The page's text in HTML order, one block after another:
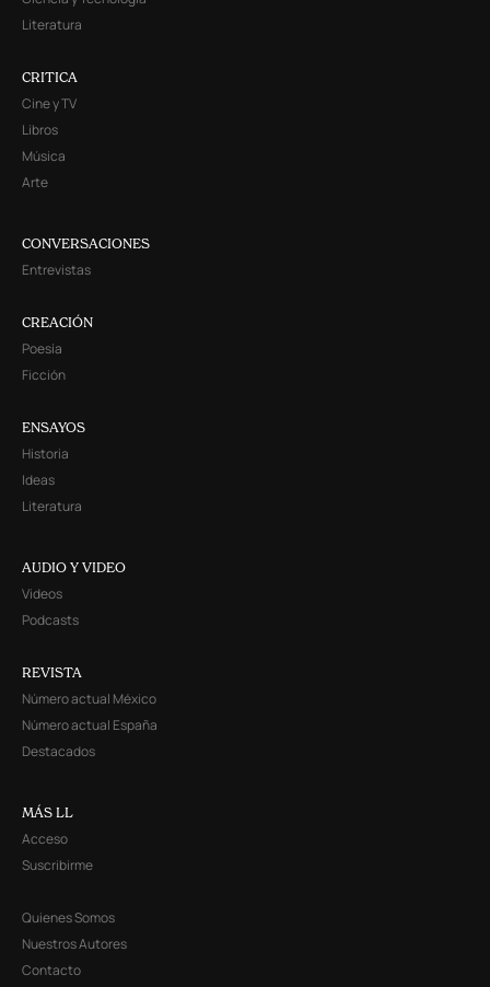
Literatura
CRITICA
Cine y TV
Libros
Música
Arte
CONVERSACIONES
Entrevistas
CREACIÓN
Poesía
Ficción
ENSAYOS
Historia
Ideas
Literatura
AUDIO Y VIDEO
Videos
Podcasts
REVISTA
Número actual México
Número actual España
Destacados
MÁS LL
Acceso
Suscribirme
Quienes Somos
Nuestros Autores
Contacto